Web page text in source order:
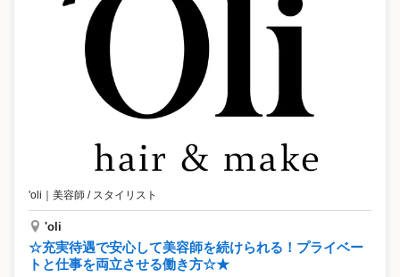
'oli ｜ 美容師 / スタイリスト
'oli
☆充実待遇で安心して美容師を続けられる！プライベー
トと仕事を両立させる働き方☆★